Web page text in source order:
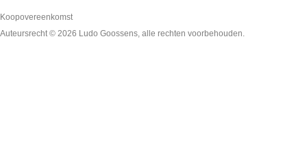
Koopovereenkomst
Auteursrecht © 2026 Ludo Goossens, alle rechten voorbehouden.